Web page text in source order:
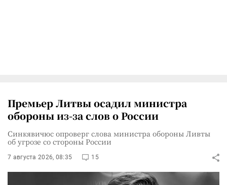
Премьер Литвы осадил министра
обороны из-за слов о России
Синкявичюс опроверг слова министра обороны Ливты
об угрозе со стороны России
7 августа 2026, 08:35 15